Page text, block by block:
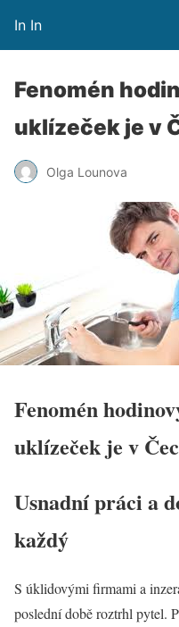
In In
Fenomén
uklízeček je v
Olga Lounova
Fenomén
uklízeček je v
Usnadní práci a
každý
S úklidovými firmami a
poslední době roztrhl pytel.